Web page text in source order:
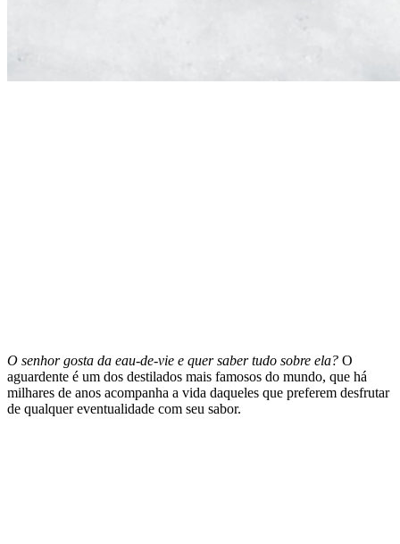
O senhor gosta da eau-de-vie e quer saber tudo sobre ela? O
aguardente é um dos destilados mais famosos do mundo, que há
milhares de anos acompanha a vida daqueles que preferem desfrutar
de qualquer eventualidade com seu sabor.